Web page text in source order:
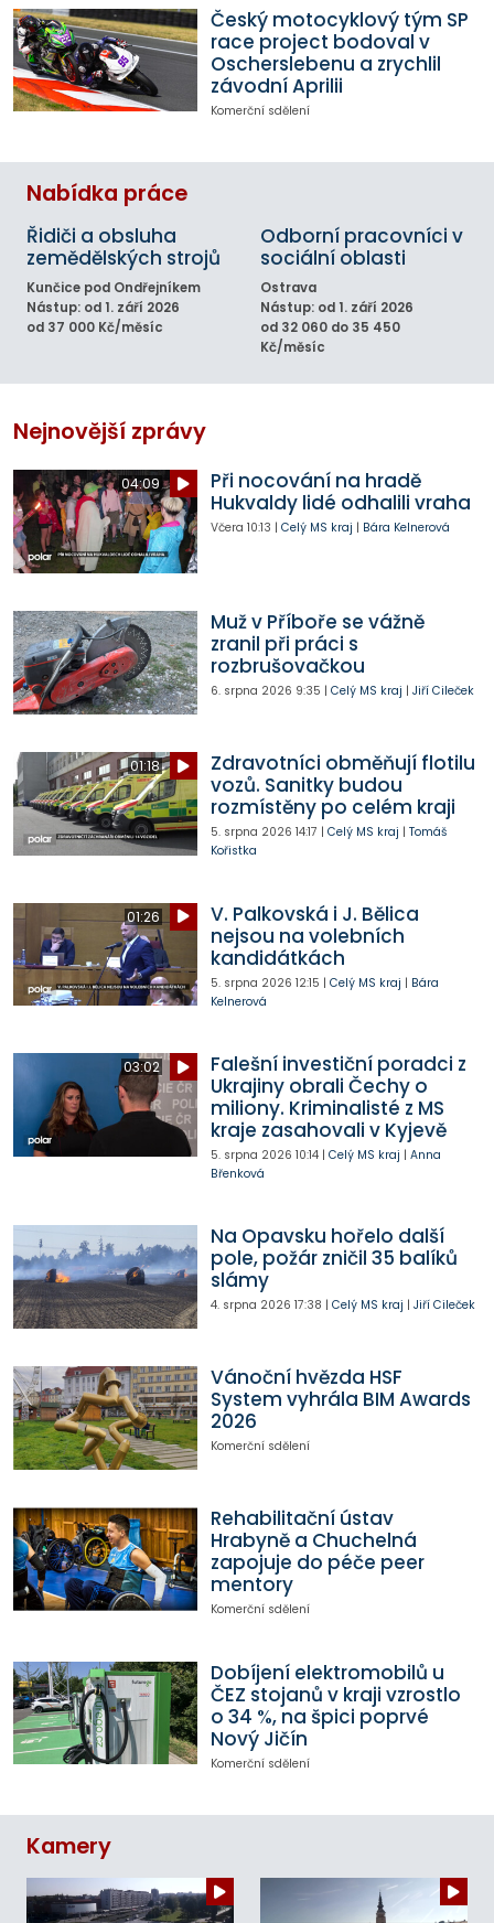
Český motocyklový tým SP
race project bodoval v
Oscherslebenu a zrychlil
závodní Aprilii
Komerční sdělení
Nabídka práce
Řidiči a obsluha
zemědělských strojů
Kunčice pod Ondřejníkem
Nástup: od 1. září 2026
od 37 000 Kč/měsíc
Odborní pracovníci v
sociální oblasti
Ostrava
Nástup: od 1. září 2026
od 32 060 do 35 450
Kč/měsíc
Nejnovější zprávy
04:09
Při nocování na hradě
Hukvaldy lidé odhalili vraha
Včera 10:13 | Celý MS kraj | Bára Kelnerová
Muž v Příboře se vážně
zranil při práci s
rozbrušovačkou
6. srpna 2026 9:35 | Celý MS kraj | Jiří Cileček
01:18
Zdravotníci obměňují flotilu
vozů. Sanitky budou
rozmístěny po celém kraji
5. srpna 2026 14:17 | Celý MS kraj | Tomáš
Kořistka
01:26
V. Palkovská i J. Bělica
nejsou na volebních
kandidátkách
5. srpna 2026 12:15 | Celý MS kraj | Bára
Kelnerová
03:02
Falešní investiční poradci z
Ukrajiny obrali Čechy o
miliony. Kriminalisté z MS
kraje zasahovali v Kyjevě
5. srpna 2026 10:14| Celý MS kraj | Anna
Břenková
Na Opavsku hořelo další
pole, požár zničil 35 balíků
slámy
4. srpna 2026 17:38 | Celý MS kraj | Jiří Cileček
Vánoční hvězda HSF
System vyhrála BIM Awards
2026
Komerční sdělení
Rehabilitační ústav
Hrabyně a Chuchelná
zapojuje do péče peer
mentory
Komerční sdělení
Dobíjení elektromobilů u
ČEZ stojanů v kraji vzrostlo
o 34 %, na špici poprvé
Nový Jičín
Komerční sdělení
Kamery